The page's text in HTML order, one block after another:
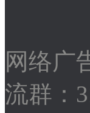
网络广
流群：